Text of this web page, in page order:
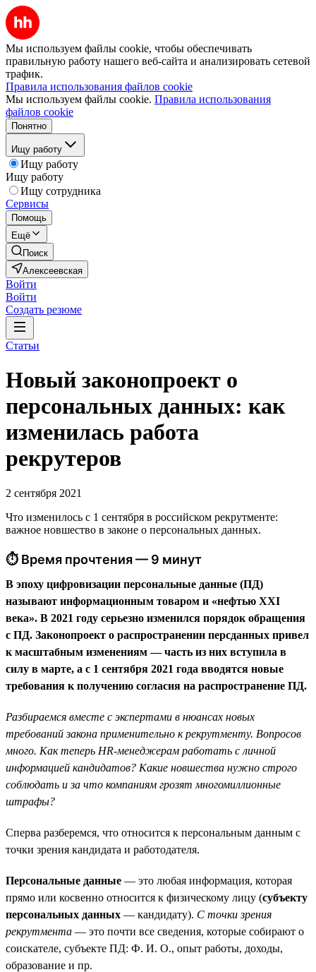
Мы используем файлы cookie, чтобы обеспечивать
правильную работу нашего веб-сайта и анализировать сетевой
трафик.
Правила использования файлов cookie
Мы используем файлы cookie. Правила использования
файлов cookie
Понятно
Ищу работу
Ищу работу
Ищу работу
Ищу сотрудника
Сервисы
Помощь
Ещё
Поиск
Алексеевская
Войти
Войти
Создать резюме
Статьи
Новый законопроект о
персональных данных: как
изменилась работа
рекрутеров
2 сентября 2021
Что изменилось с 1 сентября в российском рекрутменте:
важное новшество в законе о персональных данных.
⏱ Время прочтения — 9 минут
В эпоху цифровизации персональные данные (ПД)
называют информационным товаром и «нефтью XXI
века». В 2021 году серьезно изменился порядок обращения
с ПД. Законопроект о распространении персданных привел
к масштабным изменениям — часть из них вступила в
силу в марте, а с 1 сентября 2021 года вводятся новые
требования к получению согласия на распространение ПД.
Разбираемся вместе с экспертами в нюансах новых
требований закона применительно к рекрутменту. Вопросов
много. Как теперь HR-менеджерам работать с личной
информацией кандидатов? Какие новшества нужно строго
соблюдать и за что компаниям грозят многомиллионные
штрафы?
Сперва разберемся, что относится к персональным данным с
точки зрения кандидата и работодателя.
Персональные данные — это любая информация, которая
прямо или косвенно относится к физическому лицу (субъекту
персональных данных — кандидату). С точки зрения
рекрутмента — это почти все сведения, которые собирают о
соискателе, субъекте ПД: Ф. И. О., опыт работы, доходы,
образование и пр.